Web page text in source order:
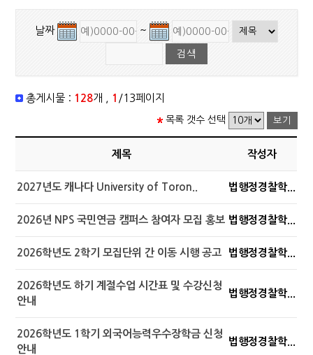
날짜 ~
총게시물 : 128 개 , 1 /13페이지
목록 갯수 선택
제목 작성자
2027년도 캐나다 University of Toron.. 법행정경찰학...
2026년 NPS 국민연금 캠퍼스 참여자 모집 홍보 법행정경찰학...
2026학년도 2학기 모집단위 간 이동 시행 공고 법행정경찰학...
2026학년도 하기 계절수업 시간표 및 수강신청
안내
법행정경찰학...
2026학년도 1학기 외국어능력우수장학금 신청
안내
법행정경찰학...